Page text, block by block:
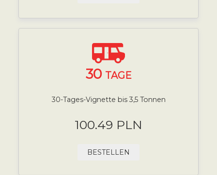
30 TAGE
30-Tages-Vignette bis 3,5 Tonnen
100.49 PLN
BESTELLEN